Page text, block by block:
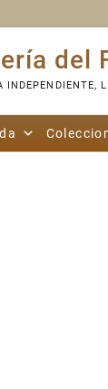
del
INDEPENDIENTE,